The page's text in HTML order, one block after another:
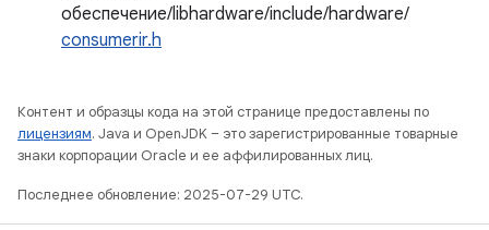
обеспечение/libhardware/include/hardware/
consumerir.h
Контент и образцы кода на этой странице предоставлены по
лицензиям. Java и OpenJDK – это зарегистрированные товарные
знаки корпорации Oracle и ее аффилированных лиц.
Последнее обновление: 2025-07-29 UTC.